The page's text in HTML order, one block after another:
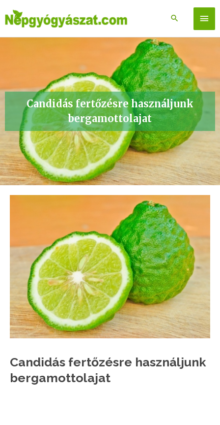
to
content
Candidás fertőzésre használjunk
bergamottolajat
Candidás fertőzésre használjunk
bergamottolajat